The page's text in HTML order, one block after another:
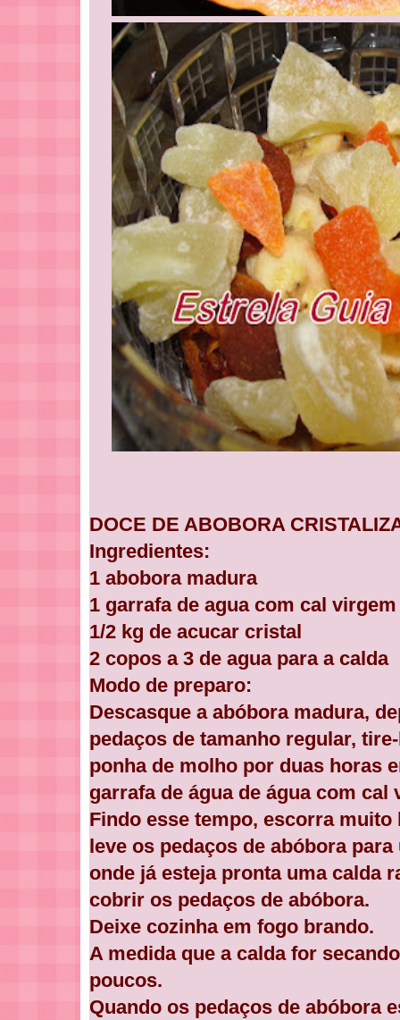
DOCE DE ABOBORA
Ingredientes:
1 abobora madura
1 garrafa de agua com cal virgem
1/2 kg de acucar cristal
2 copos a 3 de agua para a calda
Modo de preparo:
Descasque a abóbora madura,
pedaços de tamanho regular,
ponha de molho por duas horas
garrafa de água de água com cal
Findo esse tempo, escorra muito
leve os pedaços de abóbora
onde já esteja pronta uma calda
cobrir os pedaços de abóbora.
Deixe cozinha em fogo brando.
A medida que a calda for
poucos.
Quando os pedaços de abóbora